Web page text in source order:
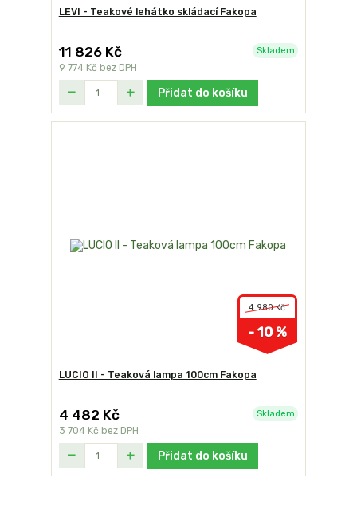
LEVI - Teakové lehátko skládací Fakopa
11 826 Kč
9 774 Kč bez DPH
Skladem
Přidat do košíku
4 980 Kč
- 10 %
LUCIO II - Teaková lampa 100cm Fakopa
4 482 Kč
3 704 Kč bez DPH
Skladem
Přidat do košíku